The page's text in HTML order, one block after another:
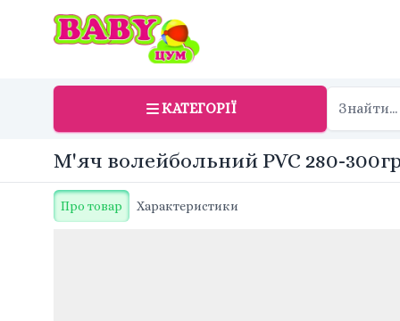
КАТЕГОРІЇ
М'яч волейбольний PVC 280-
Про товар Характеристики